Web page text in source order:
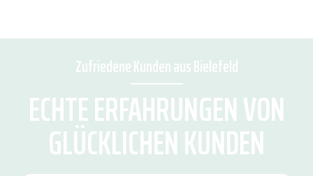
Zufriedene Kunden aus Bielefeld
ECHTE ERFAHRUNGEN VON
GLÜCKLICHEN KUNDEN